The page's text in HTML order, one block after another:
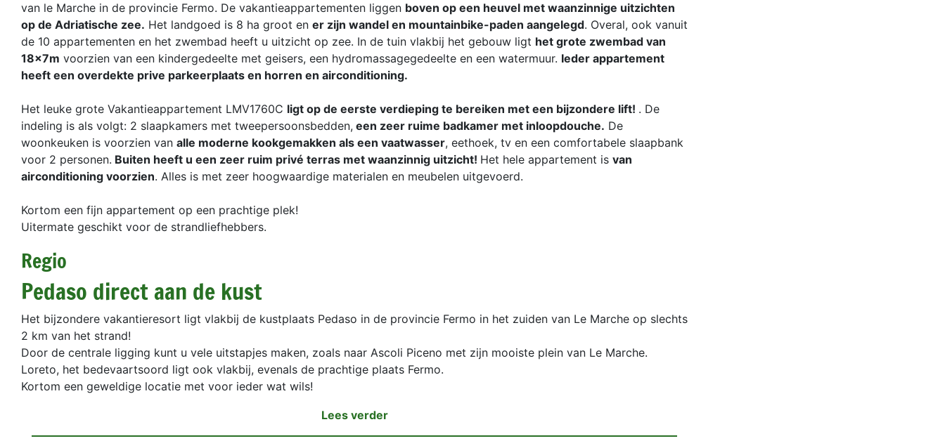
van le Marche in de provincie Fermo. De vakantieappartementen liggen boven op een heuvel met waanzinnige uitzichten
op de Adriatische zee. Het landgoed is 8 ha groot en er zijn wandel en mountainbike-paden aangelegd. Overal, ook vanuit
de 10 appartementen en het zwembad heeft u uitzicht op zee. In de tuin vlakbij het gebouw ligt het grote zwembad van
18x7m voorzien van een kindergedeelte met geisers, een hydromassagegedeelte en een watermuur. Ieder appartement
heeft een overdekte prive parkeerplaats en horren en airconditioning.
Het leuke grote Vakantieappartement LMV1760C ligt op de eerste verdieping te bereiken met een bijzondere lift! . De
indeling is als volgt: 2 slaapkamers met tweepersoonsbedden, een zeer ruime badkamer met inloopdouche. De
woonkeuken is voorzien van alle moderne kookgemakken als een vaatwasser, eethoek, tv en een comfortabele slaapbank
voor 2 personen. Buiten heeft u een zeer ruim privé terras met waanzinnig uitzicht! Het hele appartement is van
airconditioning voorzien. Alles is met zeer hoogwaardige materialen en meubelen uitgevoerd.
Kortom een fijn appartement op een prachtige plek!
Uitermate geschikt voor de strandliefhebbers.
Regio
Pedaso direct aan de kust
Het bijzondere vakantieresort ligt vlakbij de kustplaats Pedaso in de provincie Fermo in het zuiden van Le Marche op slechts
2 km van het strand!
Door de centrale ligging kunt u vele uitstapjes maken, zoals naar Ascoli Piceno met zijn mooiste plein van Le Marche.
Loreto, het bedevaartsoord ligt ook vlakbij, evenals de prachtige plaats Fermo.
Kortom een geweldige locatie met voor ieder wat wils!
Lees verder